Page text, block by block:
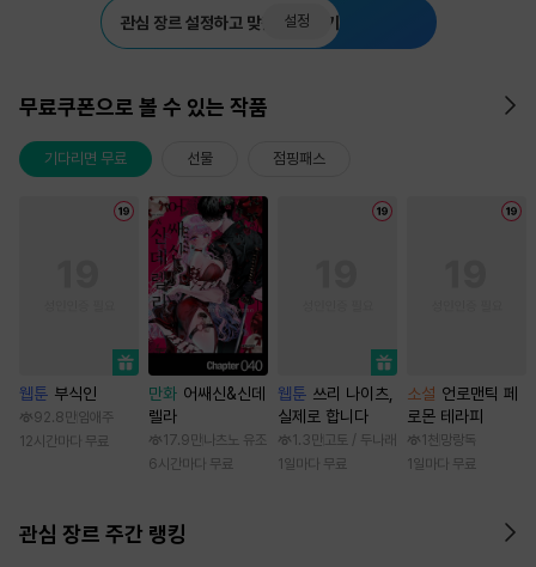
관심 장르 설정하고 맞춤 추천 받기
설정
무료쿠폰으로 볼 수 있는 작품
기다리면 무료 선물 점핑패스
웹툰 부식인
92.8만 임애주
12시간마다 무료
만화 어쌔신&신데
렐라
17.9만 나츠노 유조
6시간마다 무료
웹툰 쓰리 나이츠,
실제로 합니다
1.3만 고토 / 두나래
1일마다 무료
소설 언로맨틱 페
로몬 테라피
1천 망랑독
1일마다 무료
관심 장르 주간 랭킹